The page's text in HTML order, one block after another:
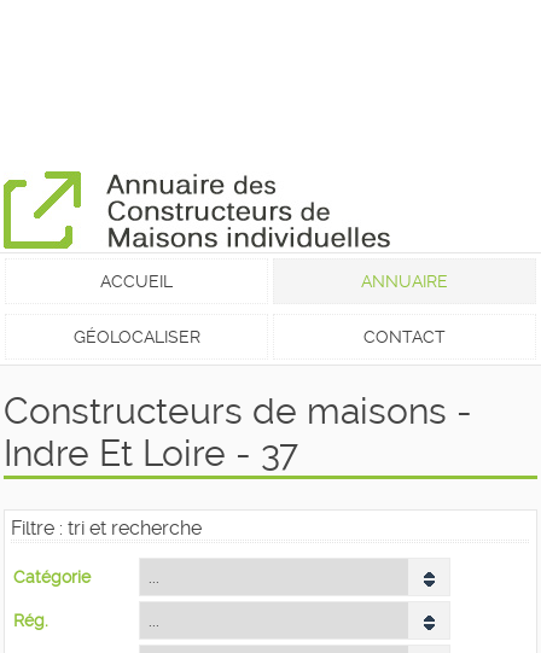
ACCUEIL ANNUAIRE
GÉOLOCALISER CONTACT
Constructeurs de maisons -
Indre Et Loire - 37
Filtre : tri et recherche
Catégorie
Rég.